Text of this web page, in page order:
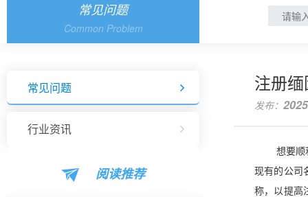
常见问题
Common Problem
常见问题
行业资讯
阅读推荐
注册
发布：
想要顺
现有的公司
称，以提高